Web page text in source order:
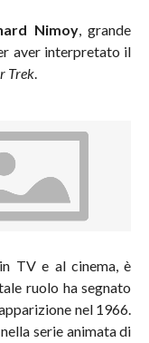
Nimoy, grande
aver interpretato il
Trek.
TV e al cinema, è
ruolo ha segnato
nel 1966.
serie animata di